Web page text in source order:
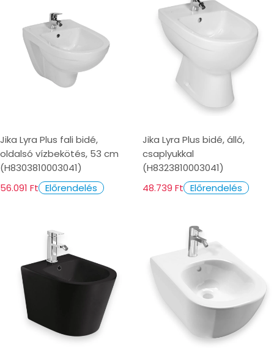
Jika Lyra Plus fali bidé,
oldalsó vízbekötés, 53 cm
(H8303810003041)
56.091 Ft Előrendelés
Jika Lyra Plus bidé, álló,
csaplyukkal
(H8323810003041)
48.739 Ft Előrendelés